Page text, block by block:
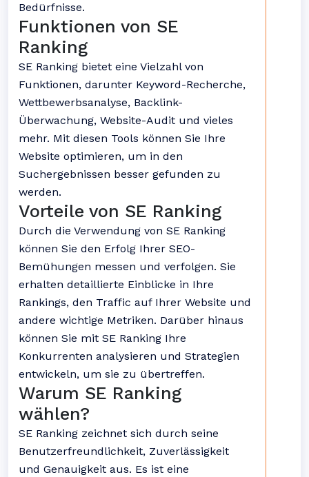
Bedürfnisse.
Funktionen von SE
Ranking
SE Ranking bietet eine Vielzahl von
Funktionen, darunter Keyword-Recherche,
Wettbewerbsanalyse, Backlink-
Überwachung, Website-Audit und vieles
mehr. Mit diesen Tools können Sie Ihre
Website optimieren, um in den
Suchergebnissen besser gefunden zu
werden.
Vorteile von SE Ranking
Durch die Verwendung von SE Ranking
können Sie den Erfolg Ihrer SEO-
Bemühungen messen und verfolgen. Sie
erhalten detaillierte Einblicke in Ihre
Rankings, den Traffic auf Ihrer Website und
andere wichtige Metriken. Darüber hinaus
können Sie mit SE Ranking Ihre
Konkurrenten analysieren und Strategien
entwickeln, um sie zu übertreffen.
Warum SE Ranking
wählen?
SE Ranking zeichnet sich durch seine
Benutzerfreundlichkeit, Zuverlässigkeit
und Genauigkeit aus. Es ist eine